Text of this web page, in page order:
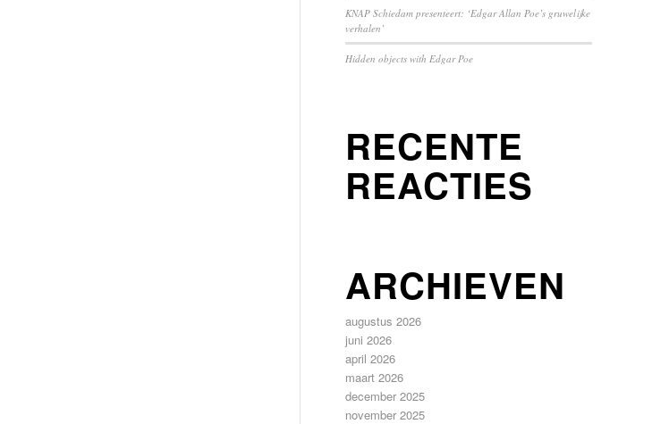
KNAP Schiedam presenteert: ‘Edgar Allan Poe’s gruwelijke
verhalen’
Hidden objects with Edgar Poe
RECENTE
REACTIES
ARCHIEVEN
augustus 2026
juni 2026
april 2026
maart 2026
december 2025
november 2025